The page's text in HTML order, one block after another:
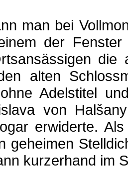
man bei
der
die
alten
Adelstitel
von
erwiderte.
geheimen
kurzerhand im